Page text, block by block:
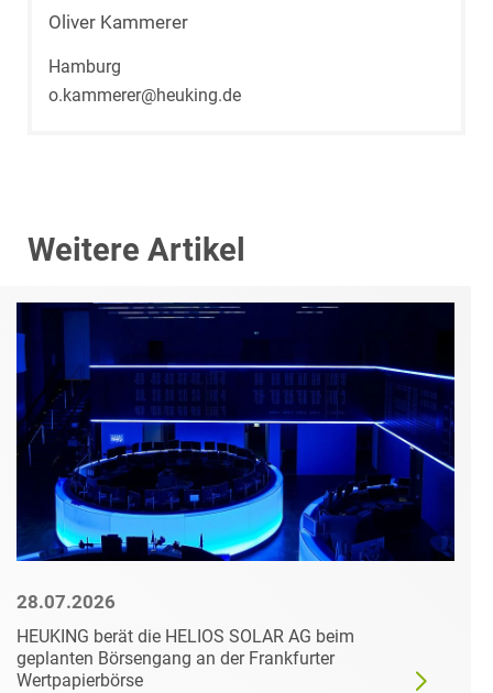
Oliver Kammerer
Hamburg
o.kammerer@heuking.de
Weitere Artikel
28.07.2026
HEUKING berät die HELIOS SOLAR AG beim
geplanten Börsengang an der Frankfurter
Wertpapierbörse